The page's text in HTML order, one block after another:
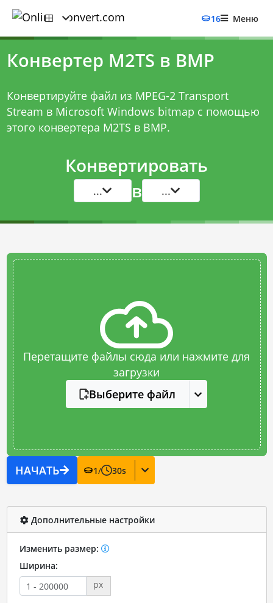
16 Меню
Конвертер M2TS в BMP
Конвертируйте файл из MPEG-2 Transport
Stream в Microsoft Windows bitmap с помощью
этого конвертера M2TS в BMP.
Конвертировать
... в ...
Перетащите файлы сюда или нажмите для
загрузки
Выберите файл
НАЧАТЬ 1/ 30s
Дополнительные настройки
Изменить размер:
Ширина:
px